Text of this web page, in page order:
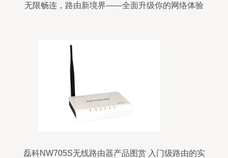
无限畅连，路由新境界——全面升级你的网络体验
磊科NW705S无线路由器产品图赏 入门级路由的实